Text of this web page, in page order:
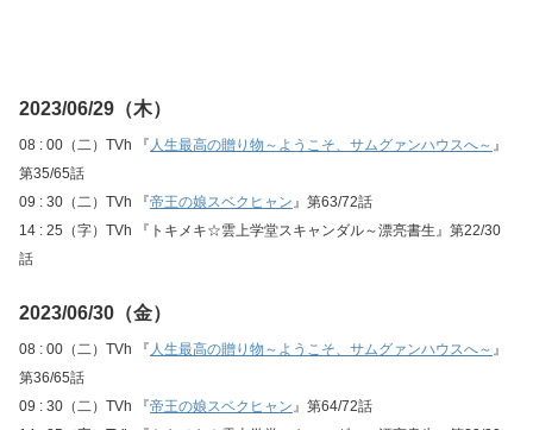
2023/06/29（木）
08 : 00（二）TVh 『 人生最高の贈り物～ようこそ、サムグァンハウスへ～ 』
第35/65話
09 : 30（二）TVh 『帝王の娘スベクヒャン』第63/72話
14 : 25（字）TVh 『トキメキ☆雲上学堂スキャンダル～漂亮書生』第22/30
話
2023/06/30（金）
08 : 00（二）TVh 『 人生最高の贈り物～ようこそ、サムグァンハウスへ～ 』
第36/65話
09 : 30（二）TVh 『帝王の娘スベクヒャン』第64/72話